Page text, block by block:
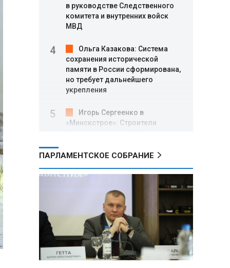
в руководстве Следственного
комитета и внутренних войск
МВД
Ольга Казакова: Система
сохранения исторической
памяти в России сформирована,
но требует дальнейшего
укрепления
Игорь Сергеенко в
«Минскстрое»: Строители
в улучшении охраны труда
МИД РФ: Поездка
Зеленского в США не принесла
ожидаемых результатов
Белорусские школьники
собрали первые «космические»
томаты из семян, побывавших
на орбите
ПАРЛАМЕНТСКОЕ СОБРАНИЕ